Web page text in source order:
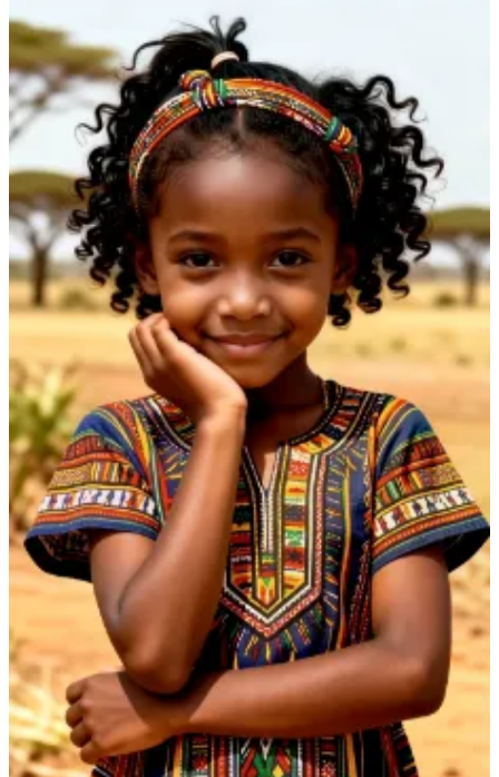
Atelier Raisin Butter
40